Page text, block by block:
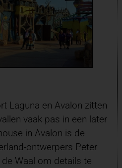
Laguna en Avalon zitten
vaak pas in een later
in Avalon is de
ontwerpers Peter
Waal om details te